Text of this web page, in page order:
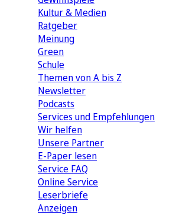
Kultur & Medien
Ratgeber
Meinung
Green
Schule
Themen von A bis Z
Newsletter
Podcasts
Services und Empfehlungen
Wir helfen
Unsere Partner
E-Paper lesen
Service FAQ
Online Service
Leserbriefe
Anzeigen